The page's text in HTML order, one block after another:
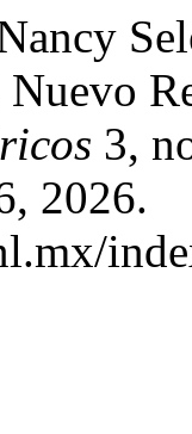
Nuevo
3,
2026.